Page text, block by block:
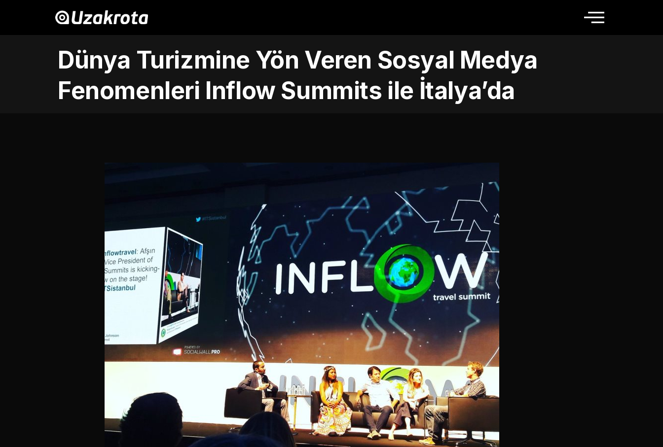
Dünya Turizmine Yön Veren Sosyal Medya
Fenomenleri Inflow Summits ile İtalya’da